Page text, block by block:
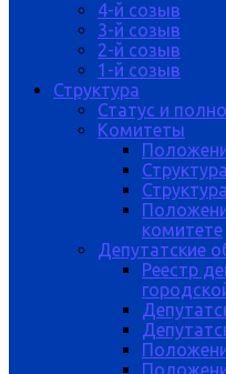
4-й созыв
3-й созыв
2-й созыв
1-й созыв
Структура
Статус и
Комитеты
комитете
Депутатские
Реестр